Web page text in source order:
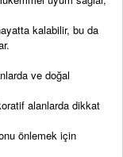
kalabilir, bu da
ve doğal
alanlarda dikkat
önlemek için